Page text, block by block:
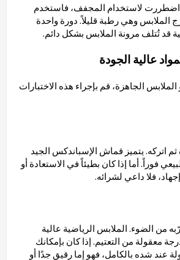
اضطررت لاستخدام المجفف، فاستخدم
الملابس وهي رطبة قليلاً. دورة واحدة
قد تُتلف مرونة الملابس بشكل دائم.
عالية الجودة
الجاهزة، قم بإجراء هذه الاختبارات
اتركه. يتميز قماش الإسباندكس الجيد
فوراً. أما إذا كان بطيئاً في الاستعادة أو
فلا داعي لشرائه.
من الضوء. الملابس الرياضية عالية
معقولة من التعتيم. إذا كان بإمكانك
عند شده بالكامل، فهو إما رقيق جدًا أو